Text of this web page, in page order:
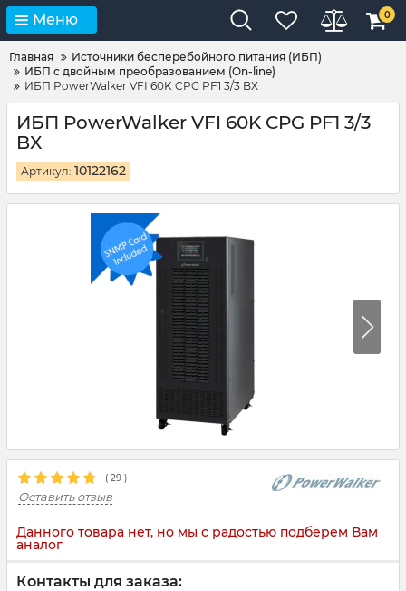
Меню 0
Главная
Источники бесперебойного питания (ИБП)
ИБП с двойным преобразованием (On-line)
ИБП PowerWalker VFI 60K CPG PF1 3/3 BX
ИБП PowerWalker VFI 60K CPG PF1 3/3
BX
Артикул: 10122162
( 29 )
Оставить отзыв
Данного товара нет, но мы с радостью подберем Вам
аналог
Контакты для заказа: